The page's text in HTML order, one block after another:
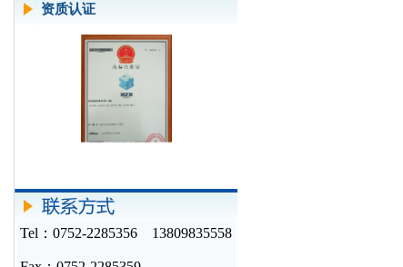
资质认证
Tel：0752-2285356 13809835558